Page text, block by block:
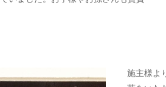
施主様よ